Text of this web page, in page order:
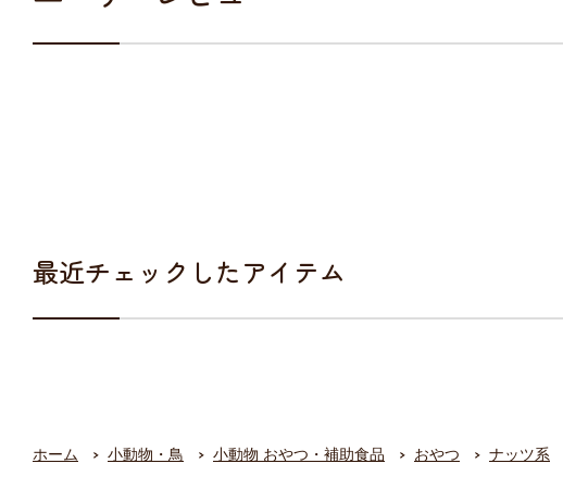
最近チェックしたアイテム
ホーム 小動物・鳥 小動物 おやつ・補助食品 おやつ ナッツ系